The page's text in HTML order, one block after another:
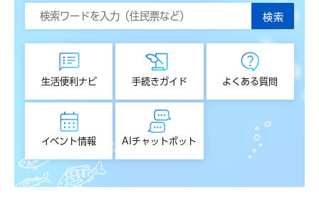
生活便利ナビ 手続きガイド よくある質問
イベント情報 AIチャットボット